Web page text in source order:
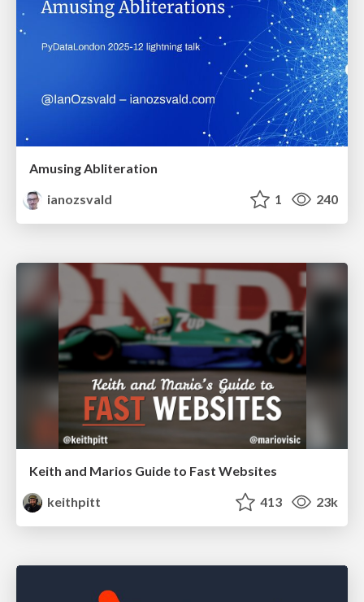
Amusing Abliteration
ianozsvald
1 240
Keith and Marios Guide to Fast Websites
keithpitt
413 23k